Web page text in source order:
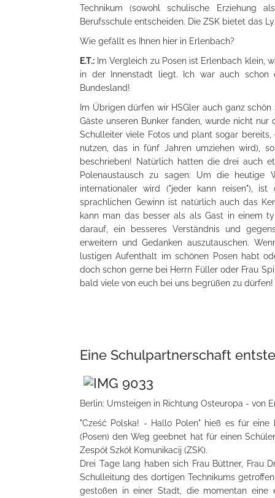
Technikum (sowohl schulische Erziehung
Berufsschule entscheiden. Die ZSK bietet das
Wie gefällt es Ihnen hier in Erlenbach?
E.T.: Im Vergleich zu Posen ist Erlenbach klein,
in der Innenstadt liegt. Ich war auch schon
Bundesland!
Im Übrigen dürfen wir HSGler auch ganz
Gäste unseren Bunker fanden, wurde nicht
Schulleiter viele Fotos und plant sogar
nutzen, das in fünf Jahren umziehen wird),
beschrieben! Natürlich hatten die drei auch
Polenaustausch zu sagen: Um die heutige
internationaler wird ("jeder kann reisen"),
sprachlichen Gewinn ist natürlich auch das
kann man das besser als als Gast in einem
darauf, ein besseres Verständnis und
erweitern und Gedanken auszutauschen.
lustigen Aufenthalt im schönen Posen habt
doch schon gerne bei Herrn Füller oder Frau
bald viele von euch bei uns begrüßen zu dürfen!
Eine Schulpartnerschaft
Berlin: Umsteigen in Richtung Osteuropa - von
"Cześć Polska! - Hallo Polen" hieß es für
(Posen) den Weg geebnet hat für einen
Zespół Szkół Komunikacij (ZSK).
Drei Tage lang haben sich Frau Büttner, Frau
Schulleitung des dortigen Technikums
gestoßen in einer Stadt, die momentan eine